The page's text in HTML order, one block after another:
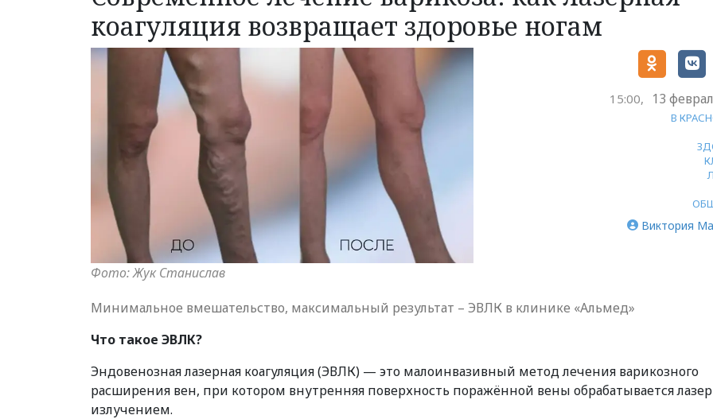
коагуляция возвращает здоровье ногам
Фото: Жук Станислав
15:00, 13
В
Виктория
Минимальное вмешательство, максимальный результат – ЭВЛК в клинике «Альмед»
Что такое ЭВЛК?
Эндовенозная лазерная коагуляция (ЭВЛК) — это малоинвазивный метод лечения варикозного
расширения вен, при котором внутренняя поверхность поражённой вены обрабатывается
излучением.